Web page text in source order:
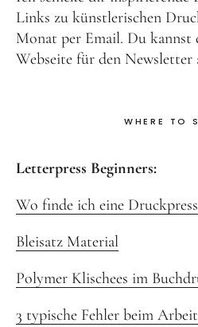
Links zu künstlerischen
Monat per Email. Du kannst
Webseite für den Newsletter
WHERE TO
Letterpress Beginners:
Wo finde ich eine
Bleisatz Material
Polymer Klischees im
3 typische Fehler beim